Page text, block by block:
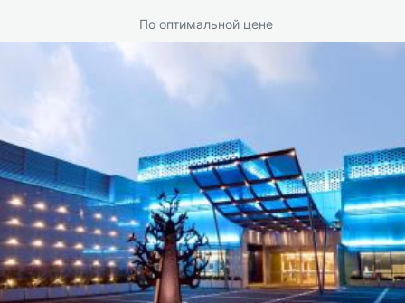
Как подготовиться к
операции и что взять с
собой?
Подготовка к FESS не требует ничего экзотического —
стандартный хирургический протокол.
КТ придаточных пазух носа (не МРТ, КТ
информативнее для оценки пазух)
Клинический и биохимический анализ крови +
коагулограмма
По оптимальной цене